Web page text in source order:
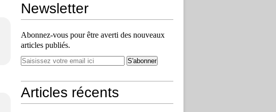
Newsletter
Abonnez-vous pour être averti des nouveaux
articles publiés.
Articles récents